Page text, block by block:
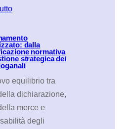
dalla
normativa
strategica dei
equilibrio tra
dichiarazione,
merce e
degli